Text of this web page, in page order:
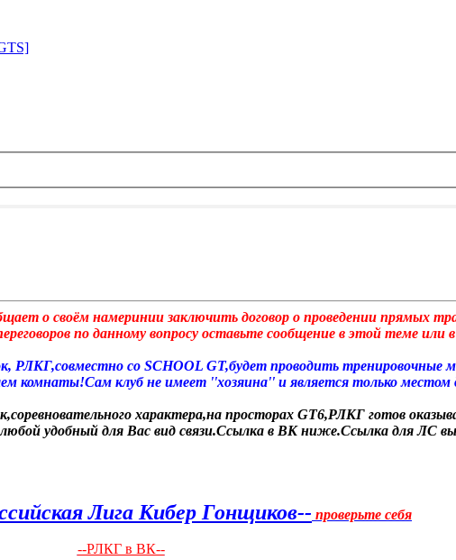
о своём намеринии заключить договор о проведении прямых
по данному вопросу оставьте сообщение в этой теме или
РЛКГ,совместно со SCHOOL GT,будет проводить тренировочные
комнаты!Сам клуб не имеет ''хозяина'' и является только местом
характера,на просторах GT6,РЛКГ готов
любой удобный для Вас вид связи.Ссылка в ВК ниже.Ссылка для ЛС
Лига Кибер Гонщиков-- проверьте себя
--РЛКГ в ВК--